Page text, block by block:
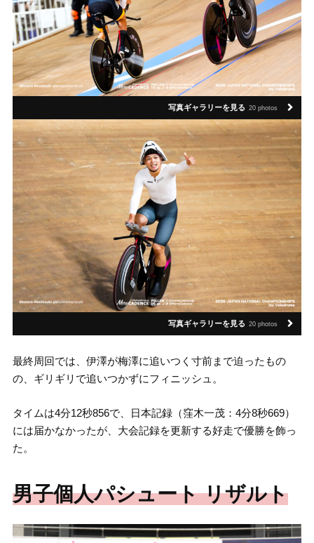
写真ギャラリーを見る 20 photos
写真ギャラリーを見る 20 photos
最終周回では、伊澤が梅澤に追いつく寸前まで迫ったもの
の、ギリギリで追いつかずにフィニッシュ。
タイムは4分12秒856で、日本記録（窪木一茂：4分8秒669）
には届かなかったが、大会記録を更新する好走で優勝を飾っ
た。
男子個人パシュート リザルト